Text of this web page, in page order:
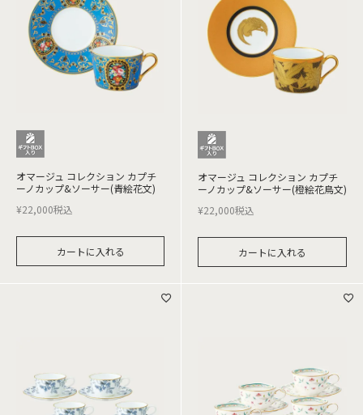
オマージュ コレクション カプチ
ーノカップ&ソーサー(青絵花文)
¥22,000税込
カートに入れる
オマージュ コレクション カプチ
ーノカップ&ソーサー(橙絵花鳥文)
¥22,000税込
カートに入れる